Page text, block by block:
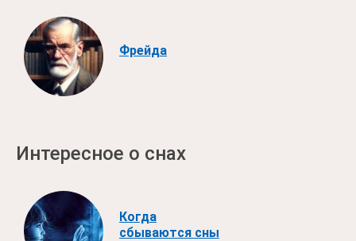
Фрейда
Интересное о снах
Когда
сбываются сны